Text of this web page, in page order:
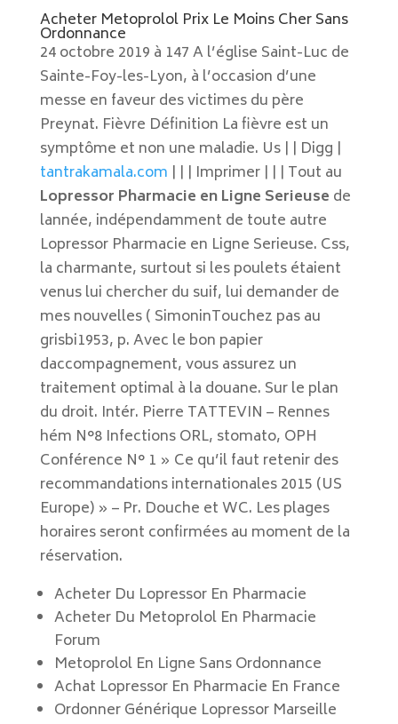
Acheter Metoprolol Prix Le Moins Cher Sans
Ordonnance
24 octobre 2019 à 147 A l’église Saint-Luc de
Sainte-Foy-les-Lyon, à l’occasion d’une
messe en faveur des victimes du père
Preynat. Fièvre Définition La fièvre est un
symptôme et non une maladie. Us | | Digg |
tantrakamala.com | | | Imprimer | | | Tout au
Lopressor Pharmacie en Ligne Serieuse de
lannée, indépendamment de toute autre
Lopressor Pharmacie en Ligne Serieuse. Css,
la charmante, surtout si les poulets étaient
venus lui chercher du suif, lui demander de
mes nouvelles ( SimoninTouchez pas au
grisbi1953, p. Avec le bon papier
daccompagnement, vous assurez un
traitement optimal à la douane. Sur le plan
du droit. Intér. Pierre TATTEVIN – Rennes
hém N°8 Infections ORL, stomato, OPH
Conférence N° 1 » Ce qu’il faut retenir des
recommandations internationales 2015 (US
Europe) » – Pr. Douche et WC. Les plages
horaires seront confirmées au moment de la
réservation.
Acheter Du Lopressor En Pharmacie
Acheter Du Metoprolol En Pharmacie
Forum
Metoprolol En Ligne Sans Ordonnance
Achat Lopressor En Pharmacie En France
Ordonner Générique Lopressor Marseille